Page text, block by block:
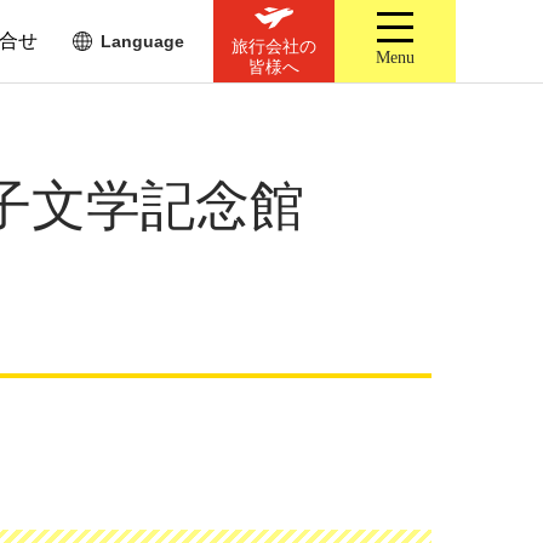
せ Language
旅行会社の
皆様へ
Menu
文学記念館